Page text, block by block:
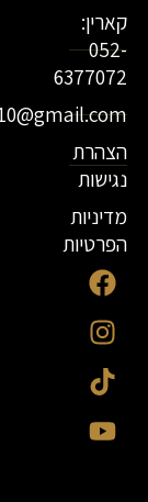
קארין:
052-
6377072
הצהרת
נגישות
מדיניות
הפרטיות